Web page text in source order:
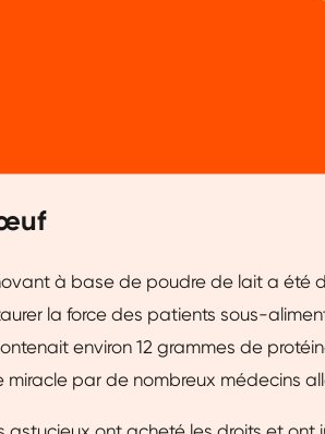
à base de poudre de lait a été
la force des patients sous-
environ 12 grammes de
par de nombreux médecins